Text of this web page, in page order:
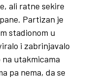
ali ratne sekire
Partizan je
stadionom u
i zabrinjavalo
na utakmicama
pa nema, da se